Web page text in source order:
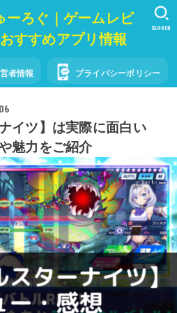
ーろぐ｜ゲームレビ
すすめアプリ情報
者情報 プライバシーポリシー
SEARCH
イツ】は実際に面白い
魅力をご紹介